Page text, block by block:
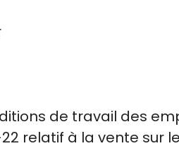
de travail des
relatif à la vente sur